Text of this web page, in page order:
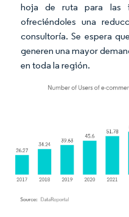
hoja de ruta para las
ofreciéndoles una
consultoría. Se espera
generen una mayor
en toda la región.